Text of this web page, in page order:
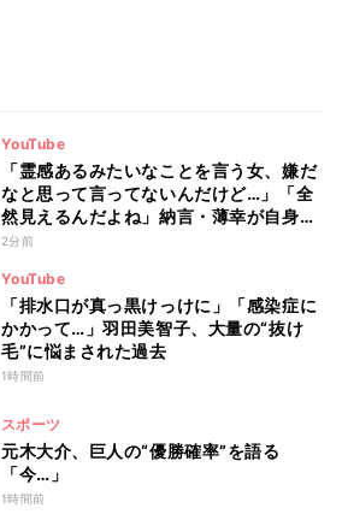
YouTube
「霊感あるみたいなことを言う女、嫌だ
なと思って言ってないんだけど…」「全
然見えるんだよね」納言・薄幸が自身
の“霊感”を告白 劇場にいる“女子の
2分前
YouTube
「排水口が真っ黒けっけに」「感染症に
かかって…」羽田美智子、大量の“抜け
毛”に悩まされた過去
1時間前
スポーツ
元木大介、巨人の“優勝確率”を語る
「今…」
1時間前